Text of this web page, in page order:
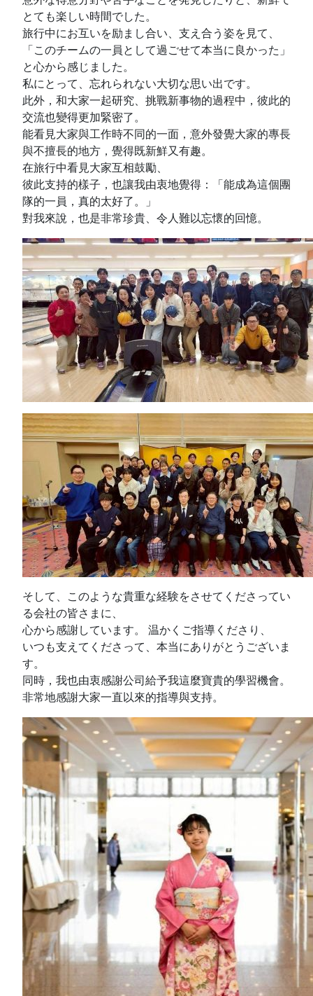
とても楽しい時間でした。
旅行中にお互いを励まし合い、支え合う姿を見て、
「このチームの一員として過ごせて本当に良かった」
と心から感じました。
私にとって、忘れられない大切な思い出です。
此外，和大家一起研究、挑戰新事物的過程中，彼此的
交流也變得更加緊密了。
能看見大家與工作時不同的一面，意外發覺大家的專長
與不擅長的地方，覺得既新鮮又有趣。
在旅行中看見大家互相鼓勵、
彼此支持的樣子，也讓我由衷地覺得：「能成為這個團
隊的一員，真的太好了。」
對我來說，也是非常珍貴、令人難以忘懷的回憶。
そして、このような貴重な経験をさせてくださってい
る会社の皆さまに、
心から感謝しています。 温かくご指導くださり、
いつも支えてくださって、本当にありがとうございま
す。
同時，我也由衷感謝公司給予我這麼寶貴的學習機會。
非常地感謝大家一直以來的指導與支持。